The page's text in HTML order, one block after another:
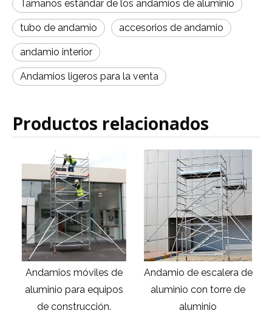
Tamaños estándar de los andamios de aluminio
tubo de andamio accesorios de andamio
andamio interior
Andamios ligeros para la venta
Productos relacionados
Andamio de escalera de
aluminio con torre de
aluminio
Andamios de aluminio
baratos andamios de
marco de metal para la